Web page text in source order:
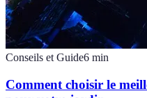
Conseils et Guide6 min
Comment choisir le